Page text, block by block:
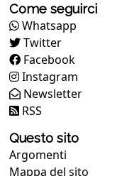
Come seguirci
Whatsapp
Twitter
Facebook
Instagram
Newsletter
RSS
Questo sito
Argomenti
Mappa del sito